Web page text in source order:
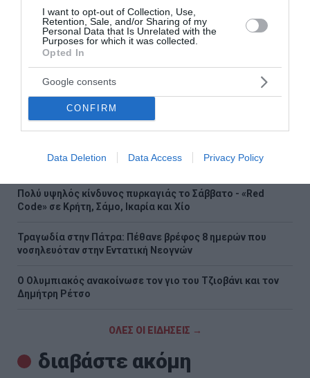
I want to opt-out of Collection, Use,
Retention, Sale, and/or Sharing of my
Personal Data that Is Unrelated with the
Purposes for which it was collected.
Opted In
Google consents
CONFIRM
Data Deletion Data Access Privacy Policy
Νέες καταγγελίες για την «Ελπίδα για τη Δημοκρατία» - Τι
αναφέρουν πρώην στελέχη του κόμματος της
Καρυστιανού
άνω των 2 GW σε Πολωνία και Ουγγαρία
Σκληραίνει η κόντρα Ιταλίας – Ισπανίας για τη Συνθήκη
Σένγκεν
Σέρρες: Τι ανέφερε πραγματογνώμονας για το
θανατηφόρο τροχαίο
Πολύ υψηλός κίνδυνος πυρκαγιάς το Σάββατο - «Red
Code» σε Κρήτη, Σάμο, Ικαρία και Χίο
Τραγωδία στην Πάτρα: Πέθανε βρέφος 8 ημερών που
νοσηλευόταν στην Εντατική Νεογνών
O Ολυμπιακός ανακοίνωσε τον γιο του Τζιοβάνι και τον
Δημήτρη Ρέτσο
ΟΛΕΣ ΟΙ ΕΙΔΗΣΕΙΣ →
διαβάστε ακόμη